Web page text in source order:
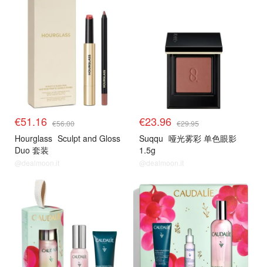
€51.16 €56.00
Hourglass Sculpt and Gloss
Duo 套装
@dealmoon.it
€23.96 €29.95
Suqqu 哑光雾彩 单色眼影
1.5g
@dealmoon.it
8折解禁